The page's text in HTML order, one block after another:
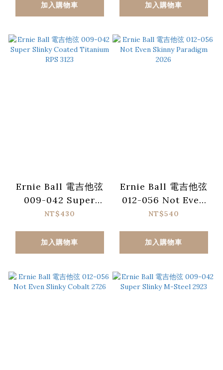
加入購物車
加入購物車
Ernie Ball 電吉他弦
009-042 Super
Slinky Coated
NT$430
加入購物車
Ernie Ball 電吉他弦
012-056 Not Even
Skinny Paradigm
NT$540
加入購物車